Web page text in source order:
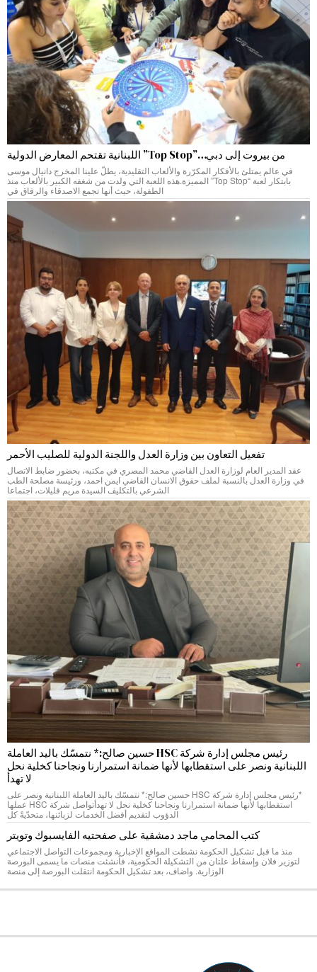
من بيروت إلى دبي…”Top Stop” اللبنانية تقتحم المعارض الدولية
في عالم يمتلئ بالأفكار المكرّرة والألعاب التقليدية، يطلّ علينا المخرج دانيال موسى
بابتكار لعبة “Top Stop” المميزة.هذه اللعبة التي ولدت من شغفه الكبير بالألعاب منذ
الطفولة، حيث أنها تجمع الاصدقاء والرفاق في
تفعيل التعاون بين وزارة العدل واللجنة الدولية للصليب الأحمر
عقد المدير العام لوزارة العدل القاضي محمد المصري في مكتبه، بحضور ضابط الاتصال
في وزارة العدل بالنسبة لملف حقوق الانسان القاضي ايمن احمد، ورئيسة مصلحة الطب
الشرعي بالتكليف السيدة مريم قليلات، اجتماعا
رئيس مجلس إدارة شركة HSC حسين صالح:* نتمسّك باليد العاملة
اللبنانية ونصر على استقطابها لأنها ضمانة استمرارنا ونجاحنا كخلية نحل
لا تهدأ
*رئيس مجلس إدارة شركة HSC حسين صالح:* نتمسّك باليد العاملة اللبنانية ونصر على
استقطابها لأنها ضمانة استمرارنا ونجاحنا كخلية نحل لا تهدأتواصل شركة HSC عملها
الدؤوب لتقديم أفضل الخدمات لزبائنها، متحدّيةً كل
كتب المحامي ماجد دمشقية على صفحتيه الفايسبوك وتويتر
منذ ما قبل تشكيل الحكومة نشطت المواقع الإخبارية ومجموعات التواصل الاجتماعي
لتوزير فلان وإسقاط علتان من التشكيلة الحكومية، فأنشئت منصات ما يسمى البورصة
الوزارية. واضاف، بعد تشكيل الحكومة انتقلت البورصة إلى منصة